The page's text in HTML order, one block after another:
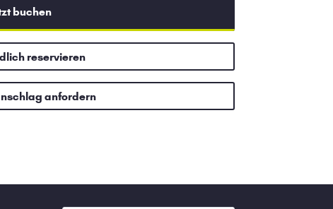
buchen
reservieren
anfordern